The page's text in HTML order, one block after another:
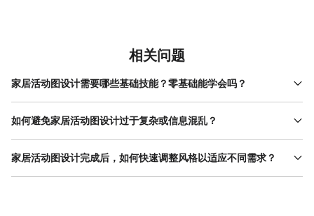
相关问题
家居活动图设计需要哪些基础技能？零基础能学会吗？
家居活动图设计的基础技能包括空间理解能力、简单图形绘制能力
与信息整理能力。空间理解指能根据平面图或实景照片，判断家具
“可容纳4人用餐”）转化为简洁的文字或符号。零基础用户可通过模
如何避免家居活动图设计过于复杂或信息混乱？
避免家居活动图设计混乱的关键是“聚焦核心场景+控制信息密度”。
首先，根据用途选择2-3个核心活动场景（如客厅的“观影模式”与
家居活动图设计完成后，如何快速调整风格以适应不同需求？
调整家居活动图风格的核心是“统一主色调+替换装饰元素”。例如，